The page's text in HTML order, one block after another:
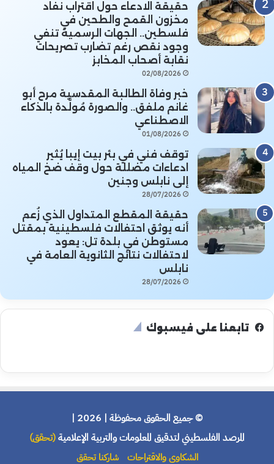
حقيقة الادعاء حول اقتراب نفاد
مخزون القمح والطحين في
فلسطين.. الجهات الرسمية تنفي
وجود نقص رغم تضارب تصريحات
نقابة أصحاب المخابز
02/08/2026
خبر وفاة الطالبة المقدسية مرح أبو
غانم ملفق.. والصورة مُولَّدة بالذكاء
الاصطناعي
01/08/2026
توقف فني في بئر بيت إيبا يُثير
ادعاءات مضللة حول وقف ضخ المياه
إلى نابلس وجنين
28/07/2026
حقيقة المقطع المتداول الذي زُعم
أنه يوثق احتفالات فلسطينية بمقتل
مستوطن في بلدة تل: يعود
لاحتفالات نتائج الثانوية العامة في
نابلس
28/07/2026
تابعنا على فيسبوك
© جميع الحقوق محفوظة | 2026 |
المرصد الفلسطيني لتدقيق المعلومات والتربية الإعلامية(تحقق)
الشكاوى والاقتراحات شاركنا تحقق